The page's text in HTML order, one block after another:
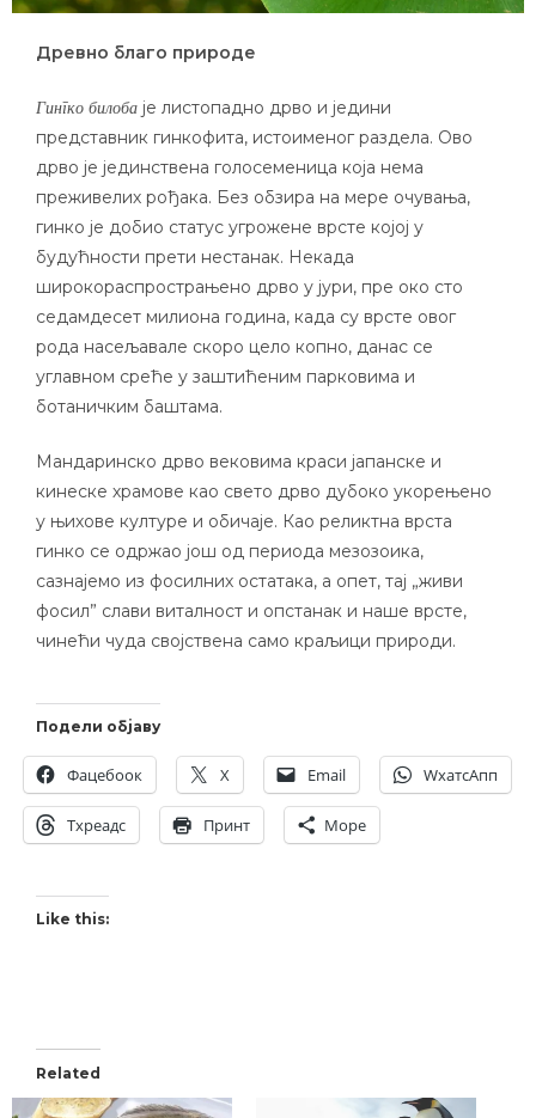
Древно благо природе
Гингко билоба је листопадно дрво и једини
представник гинкофита, истоименог раздела. Ово
дрво је јединствена голосеменица која нема
преживелих рођака. Без обзира на мере очувања,
гинко је добио статус угрожене врсте којој у
будућности прети нестанак. Некада
широкораспрострањено дрво у јури, пре око сто
седамдесет милиона година, када су врсте овог
рода насељавале скоро цело копно, данас се
углавном среће у заштићеним парковима и
ботаничким баштама.
Мандаринско дрво вековима краси јапанске и
кинеске храмове као свето дрво дубоко укорењено
у њихове културе и обичаје. Као реликтна врста
гинко се одржао још од периода мезозоика,
сазнајемо из фосилних остатака, а опет, тај „живи
фосил” слави виталност и опстанак и наше врсте,
чинећи чуда својствена само краљици природи.
Подели објаву
Фацебоок X Email WхатсАпп
Тхреадс Принт Море
Like this:
Related